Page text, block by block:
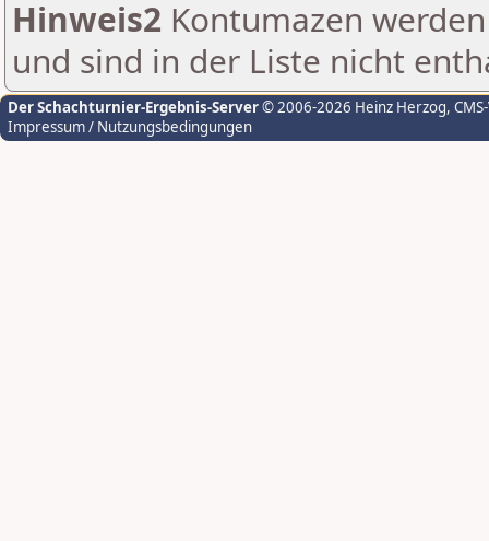
Hinweis2 Kontumazen
und sind in der Liste nicht
Der Schachturnier-Ergebnis-Server© 2006-2026 Heinz Herzog,
Impressum / Nutzungsbedingungen